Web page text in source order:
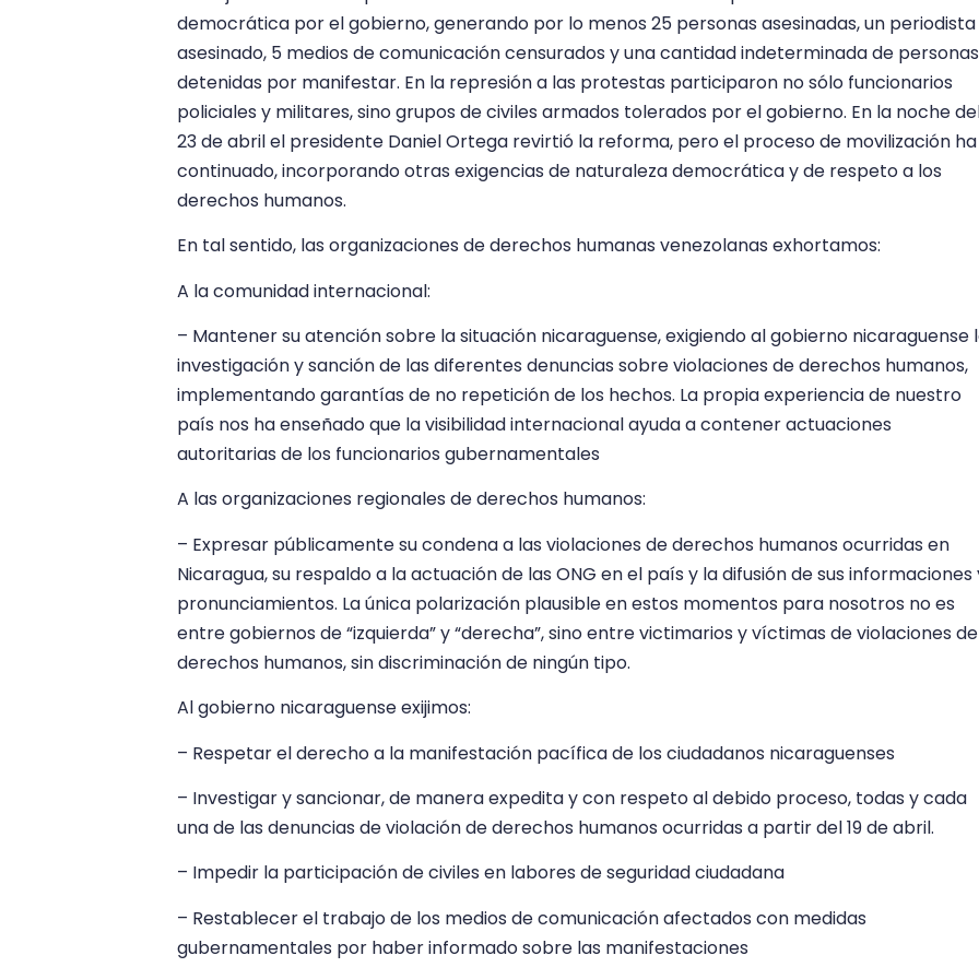
democrática por el gobierno, generando por lo menos 25 personas asesinadas, un periodista
asesinado, 5 medios de comunicación censurados y una cantidad indeterminada de personas
detenidas por manifestar. En la represión a las protestas participaron no sólo funcionarios
policiales y militares, sino grupos de civiles armados tolerados por el gobierno. En la noche
23 de abril el presidente Daniel Ortega revirtió la reforma, pero el proceso de movilización ha
continuado, incorporando otras exigencias de naturaleza democrática y de respeto a los
derechos humanos.
En tal sentido, las organizaciones de derechos humanas venezolanas exhortamos:
A la comunidad internacional:
– Mantener su atención sobre la situación nicaraguense, exigiendo al gobierno nicaraguense
investigación y sanción de las diferentes denuncias sobre violaciones de derechos humanos,
implementando garantías de no repetición de los hechos. La propia experiencia de nuestro
país nos ha enseñado que la visibilidad internacional ayuda a contener actuaciones
autoritarias de los funcionarios gubernamentales
A las organizaciones regionales de derechos humanos:
– Expresar públicamente su condena a las violaciones de derechos humanos ocurridas en
Nicaragua, su respaldo a la actuación de las ONG en el país y la difusión de sus informaciones
pronunciamientos. La única polarización plausible en estos momentos para nosotros no es
entre gobiernos de “izquierda” y “derecha”, sino entre victimarios y víctimas de violaciones de
derechos humanos, sin discriminación de ningún tipo.
Al gobierno nicaraguense exijimos:
– Respetar el derecho a la manifestación pacífica de los ciudadanos nicaraguenses
– Investigar y sancionar, de manera expedita y con respeto al debido proceso, todas y cada
una de las denuncias de violación de derechos humanos ocurridas a partir del 19 de abril.
– Impedir la participación de civiles en labores de seguridad ciudadana
– Restablecer el trabajo de los medios de comunicación afectados con medidas
gubernamentales por haber informado sobre las manifestaciones